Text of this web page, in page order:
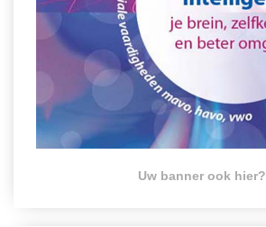
Uw banner ook hier?